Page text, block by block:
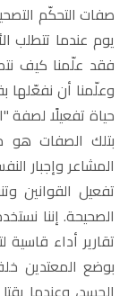
صفات التحكّم
يوم عندما تتطلب
فقد علّمنا كيف
وعلّمنا أن
حياة تفعيلًا لصفة
بتلك الصفات هو
المشاعر وإجبار
تفعيل القوانين
الصحيحة. إننا
تقارير أداء
بوضع المعتدين